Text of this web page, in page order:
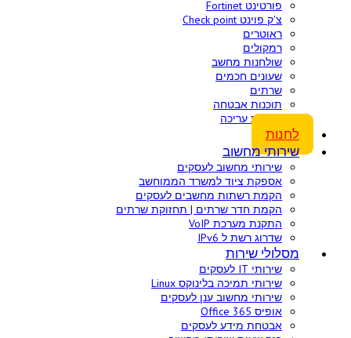
פורטינט Fortinet
צ'ק פוינט Check point
ראוטרים
רמקולים
שולחנות מחשב
שעונים חכמים
שרתים
תוכנות אבטחה
תוכנות עריכה
לחנות
שירותי מחשוב
שירותי מחשוב לעסקים
אספקת ציוד למשרד הממוחשב
הקמת רשתות מחשבים לעסקים
הקמת חדר שרתים | תחזוקת שרתים
התקנת מערכת VoIP
שדרוג רשת ל IPv6
מסלולי שירות
שירותי IT לעסקים
שירותי תמיכה בלינוקס Linux
שירותי מחשוב ענן לעסקים
אופיס 365 Office
אבטחת מידע לעסקים